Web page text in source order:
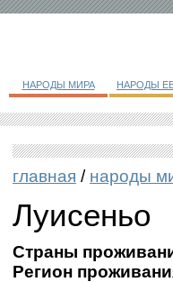
НАРОДЫ МИРА НАРОДЫ
главная / народы
Луисеньо
Страны
Регион